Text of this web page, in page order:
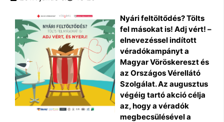
Nyári feltöltődés? Tölts
fel másokat is! Adj vért! –
elnevezéssel indított
véradókampányt a
Magyar Vöröskereszt és
az Országos Vérellátó
Szolgálat. Az augusztus
végéig tartó akció célja
az, hogy a véradók
megbecsülésével a